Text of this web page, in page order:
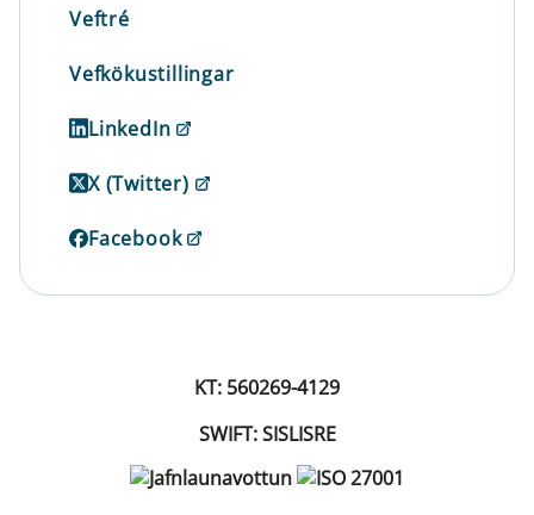
Veftré
Vefkökustillingar
LinkedIn
X (Twitter)
Facebook
KT: 560269-4129
SWIFT: SISLISRE